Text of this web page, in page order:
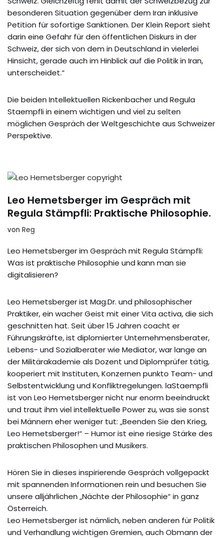
besonderen Situation gegenüber dem Iran inklusive
Petition für sofortige Sanktionen. Der Klein Report sieht
darin eine Gefahr für den öffentlichen Diskurs in der
Schweiz, der sich von dem in Deutschland in vielerlei
Hinsicht, gerade auch im Hinblick auf die Politik in Iran,
unterscheidet.“
Die beiden Intellektuellen Rickenbacher und Regula
Staempfli in einem wichtigen und viel zu selten
möglichen Gespräch der Weltgeschichte aus Schweizer
Perspektive.
Leo Hemetsberger im Gespräch mit
Regula Stämpfli: Praktische Philosophie.
von Reg
Leo Hemetsberger im Gespräch mit Regula Stämpfli:
Was ist praktische Philosophie und kann man sie
digitalisieren?
Leo Hemetsberger ist Mag.Dr. und philosophischer
Praktiker, ein wacher Geist mit einer Vita activa, die sich
geschnitten hat. Seit über 15 Jahren coacht er
Führungskräfte, ist diplomierter Unternehmensberater,
Lebens- und Sozialberater wie Mediator, war lange an
der Militärakademie als Dozent und Diplomprüfer tätig,
kooperiert mit Instituten, Konzernen punkto Team- und
Selbstentwicklung und Konfliktregelungen. laStaempfli
ist von Leo Hemetsberger nicht nur enorm beeindruckt
und traut ihm viel intellektuelle Power zu, was sie sonst
bei Männern eher weniger tut: „Beenden Sie den Krieg,
Leo Hemetsberger!“ – Humor ist eine riesige Stärke des
praktischen Philosophen und Musikers.
Hören Sie in dieses inspirierende Gespräch vollgepackt
mit spannenden Informationen rein und besuchen Sie
unsere alljährlichen „Nächte der Philosophie“ in ganz
Österreich.
Leo Hemetsberger ist nämlich, neben anderen für Politik
und Verhandlung wichtigen Gremien, auch Obmann der